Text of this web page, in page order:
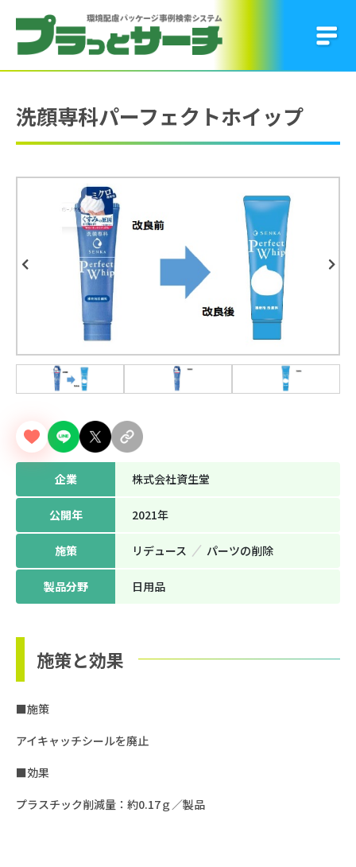
洗顔専科パーフェクトホイップ
Previous Next
企業 株式会社資生堂
公開年 2021年
施策 リデュース パーツの削除
製品分野 日用品
施策と効果
■施策
アイキャッチシールを廃止
■効果
プラスチック削減量：約0.17ｇ／製品